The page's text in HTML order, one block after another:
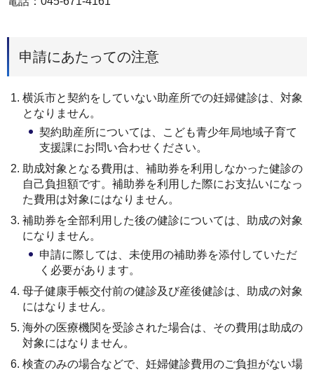
申請にあたっての注意
横浜市と契約をしていない助産所での妊婦健診は、対象
となりません。
契約助産所については、こども青少年局地域子育て
支援課にお問い合わせください。
助成対象となる費用は、補助券を利用しなかった健診の
自己負担額です。補助券を利用した際にお支払いになっ
た費用は対象にはなりません。
補助券を全部利用した後の健診については、助成の対象
になりません。
申請に際しては、未使用の補助券を添付していただ
く必要があります。
母子健康手帳交付前の健診及び産後健診は、助成の対象
にはなりません。
海外の医療機関を受診された場合は、その費用は助成の
対象にはなりません。
検査のみの場合などで、妊婦健診費用のご負担がない場